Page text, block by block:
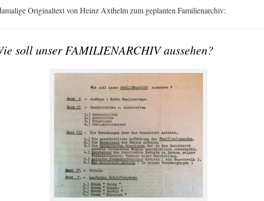
Originaltext von Heinz Axthelm zum geplanten Familienarchiv:
soll unser FAMILIENARCHIV aussehen?